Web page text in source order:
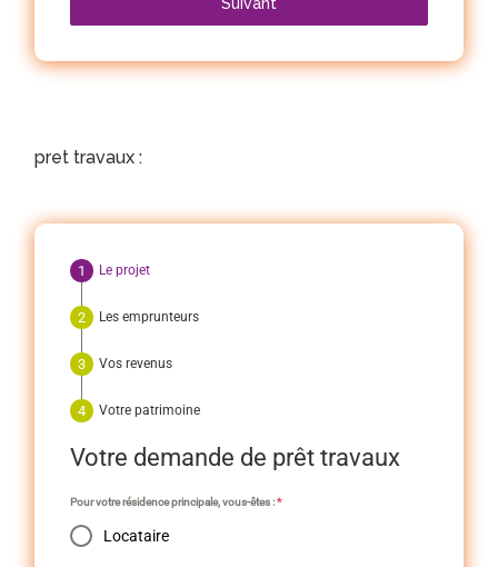
pret travaux :
Le projet
Les emprunteurs
Vos revenus
Votre patrimoine
Votre demande de prêt travaux
Pour votre résidence principale, vous-êtes :*
Locataire